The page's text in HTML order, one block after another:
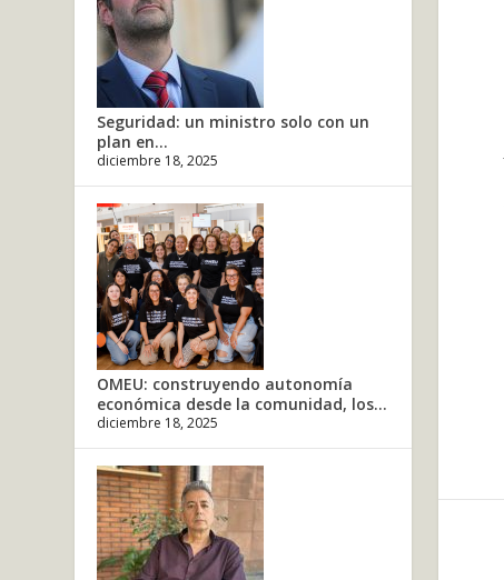
Seguridad: un ministro solo con un
plan en...
diciembre 18, 2025
OMEU: construyendo autonomía
económica desde la comunidad, los...
diciembre 18, 2025